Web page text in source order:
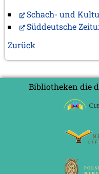
Schach- und
Süddeutsche
Zurück
Bibliotheken die